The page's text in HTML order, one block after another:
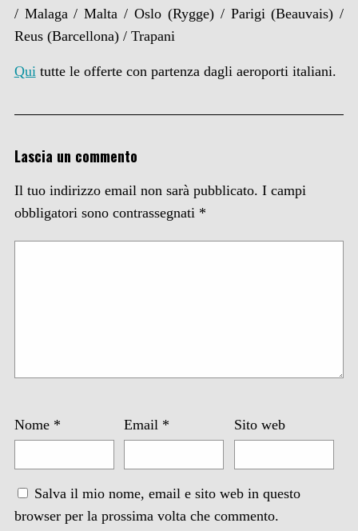
/ Malaga / Malta / Oslo (Rygge) / Parigi (Beauvais) /
Reus (Barcellona) / Trapani
Quitutte le offerte con partenza dagli aeroporti italiani.
Lascia un commento
Il tuo indirizzo email non sarà pubblicato. I campi
obbligatori sono contrassegnati *
Nome * Email * Sito web
Salva il mio nome, email e sito web in questo
browser per la prossima volta che commento.